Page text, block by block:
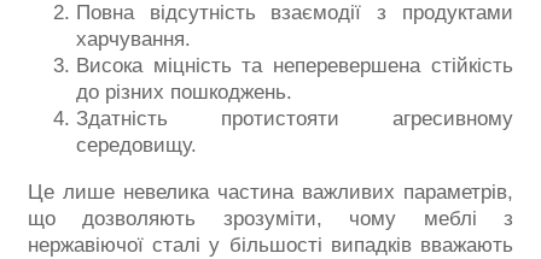
Повна відсутність взаємодії з продуктами
харчування.
Висока міцність та неперевершена стійкість
до різних пошкоджень.
Здатність протистояти агресивному
середовищу.
Це лише невелика частина важливих параметрів,
що дозволяють зрозуміти, чому меблі з
нержавіючої сталі у більшості випадків вважають